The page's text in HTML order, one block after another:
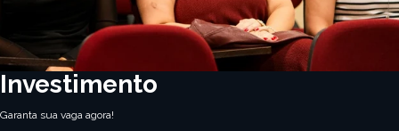
Investimento
Garanta sua vaga agora!